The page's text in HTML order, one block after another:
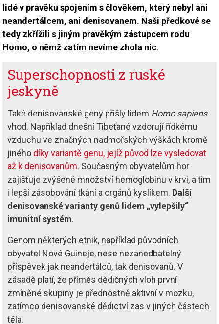
lidé v pravěku spojením s člověkem, který nebyl ani
neandertálcem, ani denisovanem. Naši předkové se
tedy zkřížili s jiným pravěkým zástupcem rodu
Homo, o němž zatím nevíme zhola nic.
Superschopnosti z ruské
jeskyně
Také denisovanské geny přišly lidem Homo sapiens
vhod. Například dnešní Tibeťané vzdorují řídkému
vzduchu ve značných nadmořských výškách kromě
jiného díky variantě genu, jejíž původ lze vysledovat
až k denisovanům. Současným obyvatelům hor
zajišťuje zvýšené množství hemoglobinu v krvi, a tím
i lepší zásobování tkání a orgánů kyslíkem. Další
denisovanské varianty genů lidem „vylepšily“
imunitní systém.
Genom některých etnik, například původních
obyvatel Nové Guineje, nese nezanedbatelný
příspěvek jak neandertálců, tak denisovanů. V
zásadě platí, že příměs dědičných vloh první
zmíněné skupiny je přednostně aktivní v mozku,
zatímco denisovanské dědictví zas v jiných částech
těla.